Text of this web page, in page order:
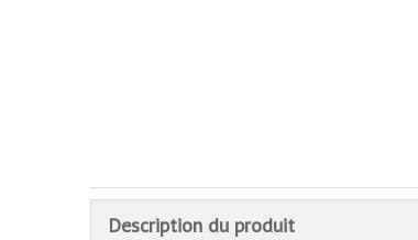
Description du produit